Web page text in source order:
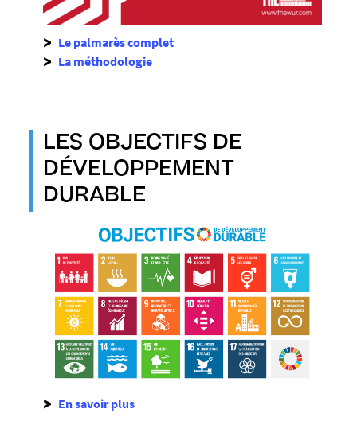
Le palmarès complet
La méthodologie
LES OBJECTIFS DE
DÉVELOPPEMENT
DURABLE
En savoir plus